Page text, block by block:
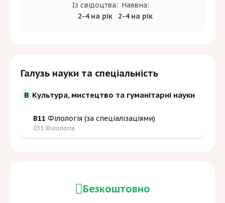
Галузь науки та спеціальність
B Культура, мистецтво та гуманітарні науки
B11 Філологія (за спеціалізаціями)
035 Філологія
Безкоштовно
Із свідоцтва:
2-4 на рік
Наявна:
2-4 на рік